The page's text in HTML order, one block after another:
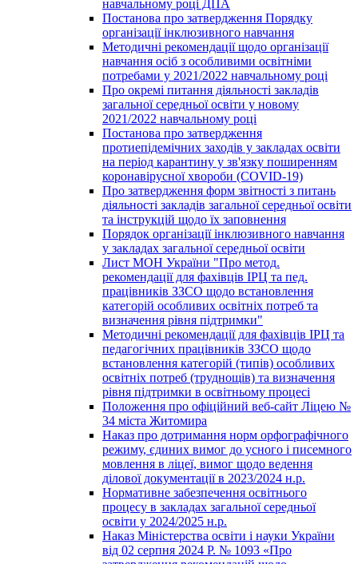
навчальному році ДПА
Постанова про затвердження Порядку
організації інклюзивного навчання
Методичні рекомендації щодо організації
навчання осіб з особливими освітніми
потребами у 2021/2022 навчальному році
Про окремі питання діяльності закладів
загальної середньої освіти у новому
2021/2022 навчальному році
Постанова про затвердження
протиепідемічних заходів у закладах освіти
на період карантину у зв'язку поширенням
коронавірусної хвороби (COVID-19)
Про затвердження форм звітності з питань
діяльності закладів загальної середньої освіти
та інструкцій щодо їх заповнення
Порядок організації інклюзивного навчання
у закладах загальної середньої освіти
Лист МОН України "Про метод.
рекомендації для фахівців ІРЦ та пед.
працівників ЗЗСО щодо встановлення
категорій особливих освітніх потреб та
визначення рівня підтримки"
Методичні рекомендації для фахівців ІРЦ та
педагогічних працівників ЗЗСО щодо
встановлення категорій (типів) особливих
освітніх потреб (труднощів) та визначення
рівня підтримки в освітньому процесі
Положення про офіційний веб-сайт Ліцею №
34 міста Житомира
Наказ про дотримання норм орфографічного
режиму, єдиних вимог до усного і писемного
мовлення в ліцеї, вимог щодо ведення
ділової документації в 2023/2024 н.р.
Нормативне забезпечення освітнього
процесу в закладах загальної середньої
освіти у 2024/2025 н.р.
Наказ Міністерства освіти і науки України
від 02 серпня 2024 Р. № 1093 «Про